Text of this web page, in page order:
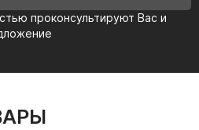
проконсультируют Вас и